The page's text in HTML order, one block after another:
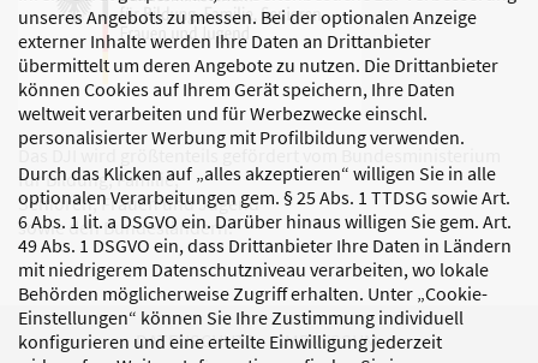
unseres Angebots zu messen. Bei der optionalen Anzeige
externer Inhalte werden Ihre Daten an Drittanbieter
übermittelt um deren Angebote zu nutzen. Die Drittanbieter
können Cookies auf Ihrem Gerät speichern, Ihre Daten
weltweit verarbeiten und für Werbezwecke einschl.
personalisierter Werbung mit Profilbildung verwenden.
Durch das Klicken auf „alles akzeptieren“ willigen Sie in alle
optionalen Verarbeitungen gem. § 25 Abs. 1 TTDSG sowie Art.
6 Abs. 1 lit. a DSGVO ein. Darüber hinaus willigen Sie gem. Art.
49 Abs. 1 DSGVO ein, dass Drittanbieter Ihre Daten in Ländern
mit niedrigerem Datenschutzniveau verarbeiten, wo lokale
Behörden möglicherweise Zugriff erhalten. Unter „Cookie-
Einstellungen“ können Sie Ihre Zustimmung individuell
konfigurieren und eine erteilte Einwilligung jederzeit
Das DJI wird größtenteils gefördert vom Bundesministerium
für Bildung, Familie,
Senioren, Frauen und Jugend
sowie den Bundesländern.
DATENSCHUTZ
IMPRESSUM